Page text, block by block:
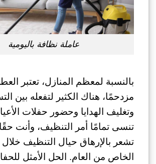
عاملة نظافة باليومية
بالنسبة لمعظم المنازل، تعتبر
مزدحمًا، هناك الكثير لتفعله بين
وتغليف الهدايا وحضور حفلات
تنسى تمامًا أمر التنظيف، وأنت حقًا
تشعر بالإرهاق حيال التنظيف
الخاص من العام. الحل الأمثل